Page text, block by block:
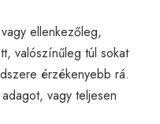
ellenkezőleg,
valószínűleg túl sokat
érzékenyebb rá.
vagy teljesen